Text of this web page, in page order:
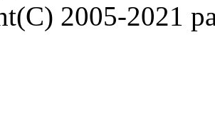
2005-2021